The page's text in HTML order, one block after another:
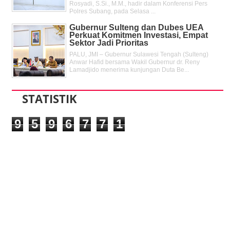
Rosyadi, S.Si., M.M., hadir dalam Konferensi Pers
Polres Subang, pada Selasa ...
Gubernur Sulteng dan Dubes UEA
Perkuat Komitmen Investasi, Empat
Sektor Jadi Prioritas
PALU, JMI – Gubernur Sulawesi Tengah (Sulteng)
Anwar Hafid bersama Wakil Gubernur dr. Reny
Lamadjido menerima kunjungan Duta Be...
STATISTIK
9 5 9 6 7 7 1